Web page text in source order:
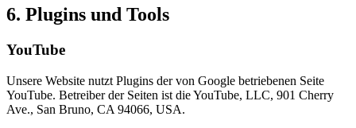
6. Plugins und Tools
YouTube
Unsere Website nutzt Plugins der von Google betriebenen Seite
YouTube. Betreiber der Seiten ist die YouTube, LLC, 901 Cherry
Ave., San Bruno, CA 94066, USA.